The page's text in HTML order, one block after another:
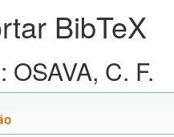
BibTeX
OSAVA, C. F.